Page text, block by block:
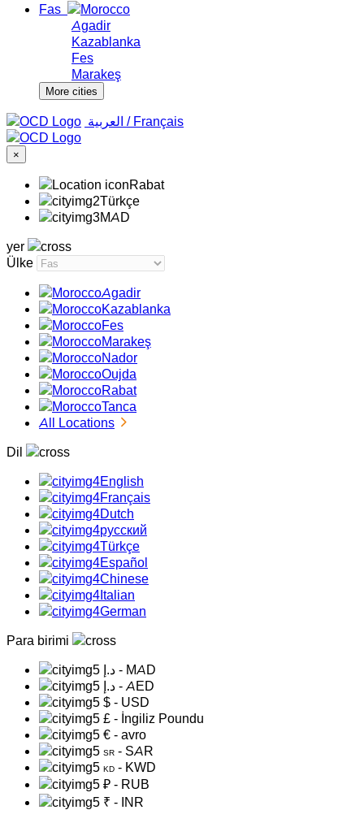
Fas
Agadir
Kazablanka
Fes
Marakeş
More cities
‏العربية ‏ / Français
×
Rabat
Türkçe
MAD
yer
Ülke
Agadir
Kazablanka
Fes
Marakeş
Nador
Oujda
Rabat
Tanca
All Locations
Dil
English
Français
Dutch
русский
Türkçe
Español
Chinese
Italian
German
Para birimi
د.إ - MAD
د.إ - AED
$ - USD
£ - İngiliz Poundu
€ - avro
SR - SAR
KD - KWD
₽ - RUB
₹ - INR